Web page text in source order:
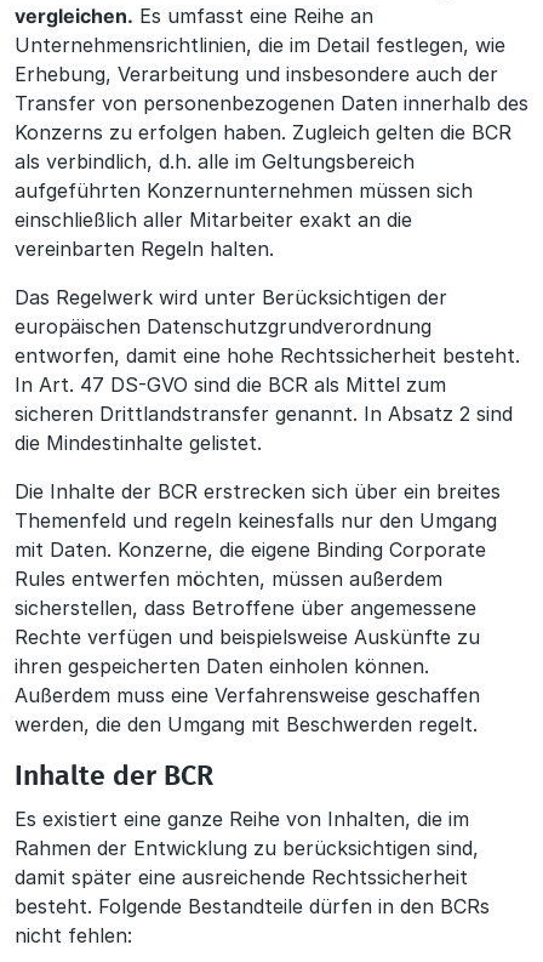
vergleichen. Es umfasst eine Reihe an
Unternehmensrichtlinien, die im Detail festlegen, wie
Erhebung, Verarbeitung und insbesondere auch der
Transfer von personenbezogenen Daten innerhalb des
Konzerns zu erfolgen haben. Zugleich gelten die BCR
als verbindlich, d.h. alle im Geltungsbereich
aufgeführten Konzernunternehmen müssen sich
einschließlich aller Mitarbeiter exakt an die
vereinbarten Regeln halten.
Das Regelwerk wird unter Berücksichtigen der
europäischen Datenschutzgrundverordnung
entworfen, damit eine hohe Rechtssicherheit besteht.
In Art. 47 DS-GVO sind die BCR als Mittel zum
sicheren Drittlandstransfer genannt. In Absatz 2 sind
die Mindestinhalte gelistet.
Die Inhalte der BCR erstrecken sich über ein breites
Themenfeld und regeln keinesfalls nur den Umgang
mit Daten. Konzerne, die eigene Binding Corporate
Rules entwerfen möchten, müssen außerdem
sicherstellen, dass Betroffene über angemessene
Rechte verfügen und beispielsweise Auskünfte zu
ihren gespeicherten Daten einholen können.
Außerdem muss eine Verfahrensweise geschaffen
werden, die den Umgang mit Beschwerden regelt.
Inhalte der BCR
Es existiert eine ganze Reihe von Inhalten, die im
Rahmen der Entwicklung zu berücksichtigen sind,
damit später eine ausreichende Rechtssicherheit
besteht. Folgende Bestandteile dürfen in den BCRs
nicht fehlen: